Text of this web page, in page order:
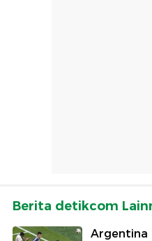
Berita detikcom
Argentina